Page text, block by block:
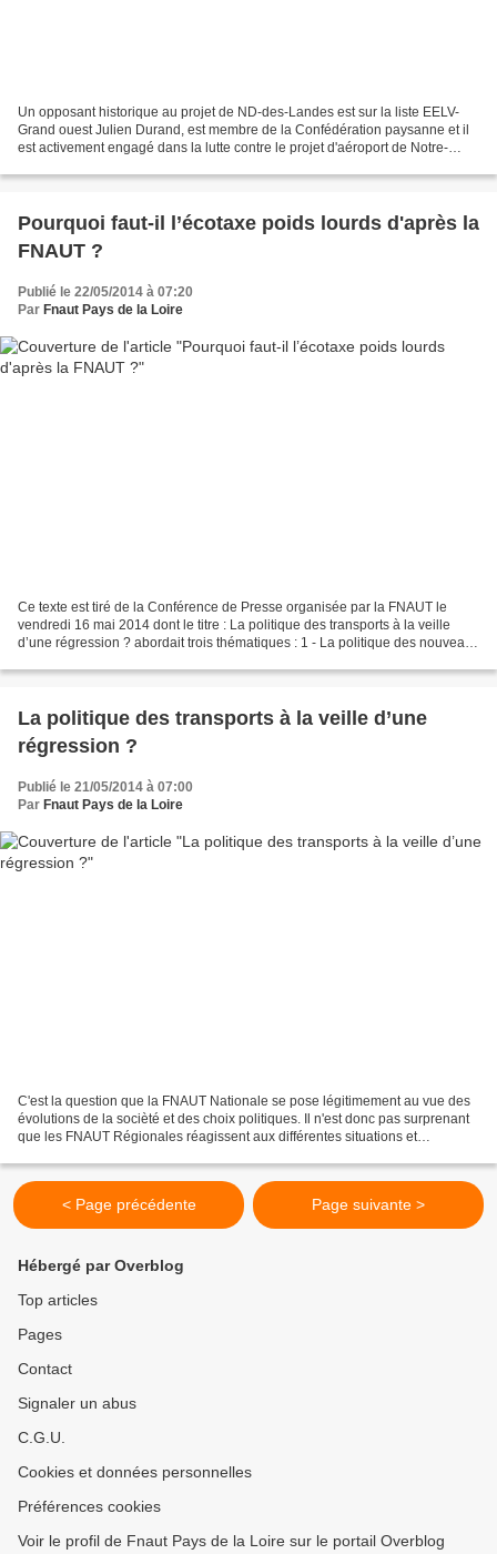
Un opposant historique au projet de ND-des-Landes est sur la liste EELV-
Grand ouest Julien Durand, est membre de la Confédération paysanne et il
est activement engagé dans la lutte contre le projet d'aéroport de Notre-
Pourquoi faut-il l’écotaxe poids lourds d'après la
FNAUT ?
Publié le 22/05/2014 à 07:20
Par Fnaut Pays de la Loire
Ce texte est tiré de la Conférence de Presse organisée par la FNAUT le
vendredi 16 mai 2014 dont le titre : La politique des transports à la veille
d’une régression ? abordait trois thématiques : 1 - La politique des nouveaux
La politique des transports à la veille d’une
régression ?
Publié le 21/05/2014 à 07:00
Par Fnaut Pays de la Loire
C'est la question que la FNAUT Nationale se pose légitimement au vue des
évolutions de la socièté et des choix politiques. Il n'est donc pas surprenant
que les FNAUT Régionales réagissent aux différentes situations et
< Page précédente Page suivante >
Hébergé par Overblog
Top articles
Pages
Contact
Signaler un abus
C.G.U.
Cookies et données personnelles
Préférences cookies
Voir le profil de Fnaut Pays de la Loire sur le portail Overblog